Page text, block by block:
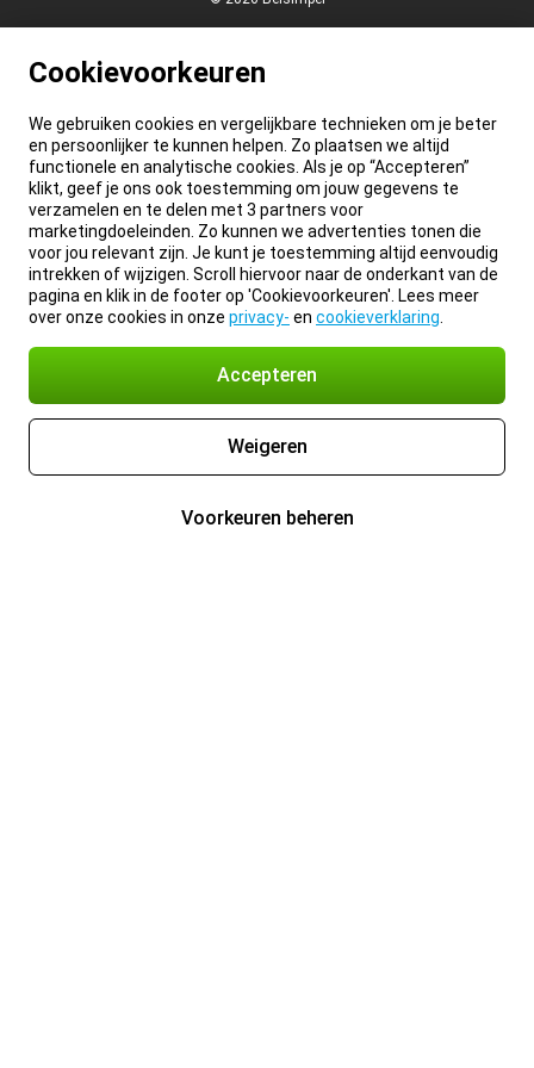
Cookievoorkeuren
We gebruiken cookies en vergelijkbare technieken om je beter
en persoonlijker te kunnen helpen. Zo plaatsen we altijd
functionele en analytische cookies. Als je op “Accepteren”
klikt, geef je ons ook toestemming om jouw gegevens te
verzamelen en te delen met 3 partners voor
marketingdoeleinden. Zo kunnen we advertenties tonen die
voor jou relevant zijn. Je kunt je toestemming altijd eenvoudig
intrekken of wijzigen. Scroll hiervoor naar de onderkant van de
pagina en klik in de footer op 'Cookievoorkeuren'. Lees meer
over onze cookies in onze privacy- en cookieverklaring
Accepteren
Weigeren
Voorkeuren beheren